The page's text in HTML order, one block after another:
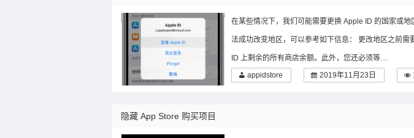
在某些情况下，我们可能需要更换 Apple ID 的国家或
法成功改变地区，可以参考如下信息： 更改地区之前
ID 上剩余的所有商店余额。此外，您还必须等…
appidstore
2019年11月23日
隐藏 App Store 购买项目